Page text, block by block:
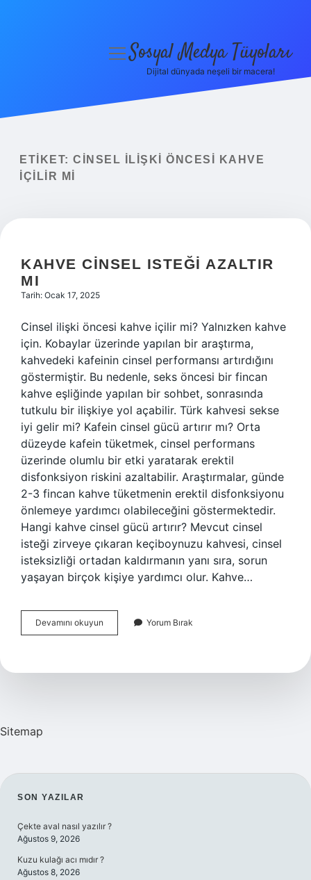
Yasal Uyarı
menüyüSosyal Medya Tüyoları
Dijital dünyada neşeli bir macera!
ETIKET: CINSEL ILIŞKI ÖNCESI KAHVE
IÇILIR MI
KAHVE CINSEL ISTEĞI AZALTIR
MI
Tarih: Ocak 17, 2025
Cinsel ilişki öncesi kahve içilir mi? Yalnızken kahve
için. Kobaylar üzerinde yapılan bir araştırma,
kahvedeki kafeinin cinsel performansı artırdığını
göstermiştir. Bu nedenle, seks öncesi bir fincan
kahve eşliğinde yapılan bir sohbet, sonrasında
tutkulu bir ilişkiye yol açabilir. Türk kahvesi sekse
iyi gelir mi? Kafein cinsel gücü artırır mı? Orta
düzeyde kafein tüketmek, cinsel performans
üzerinde olumlu bir etki yaratarak erektil
disfonksiyon riskini azaltabilir. Araştırmalar, günde
2-3 fincan kahve tüketmenin erektil disfonksiyonu
önlemeye yardımcı olabileceğini göstermektedir.
Hangi kahve cinsel gücü artırır? Mevcut cinsel
isteği zirveye çıkaran keçiboynuzu kahvesi, cinsel
isteksizliği ortadan kaldırmanın yanı sıra, sorun
yaşayan birçok kişiye yardımcı olur. Kahve…
Devamını okuyun
Cinsel
Mı
Yorum Bırak
Sitemap
SIDEBAR
SON YAZILAR
Çekte aval nasıl yazılır ?
Ağustos 9, 2026
Kuzu kulağı acı mıdır ?
Ağustos 8, 2026